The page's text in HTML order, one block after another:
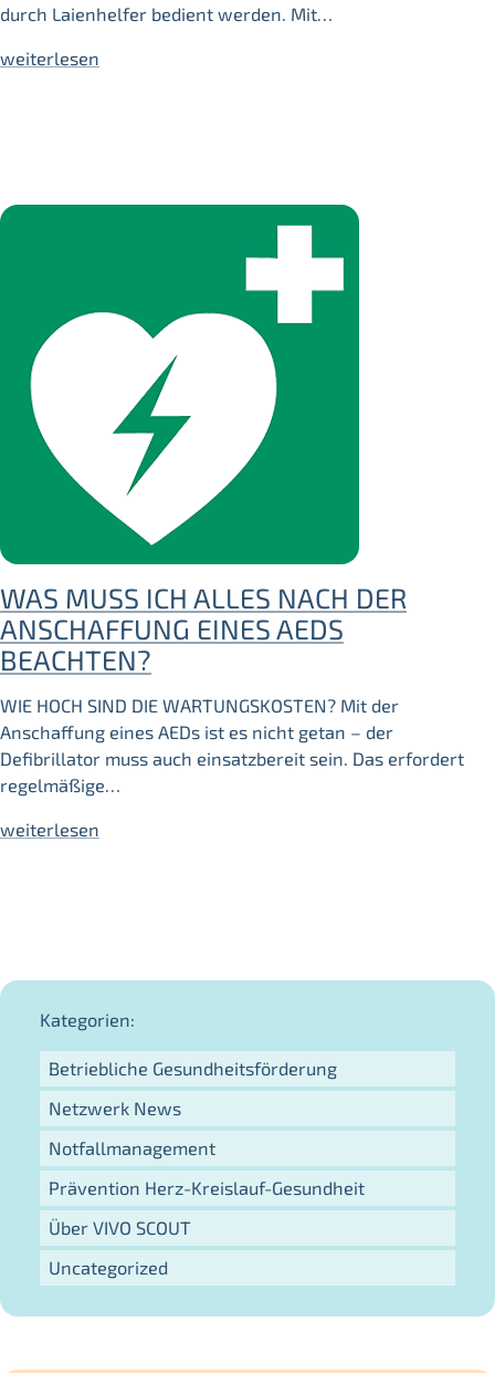
durch Laienhelfer bedient werden. Mit…
weiterlesen
WAS MUSS ICH ALLES NACH DER
ANSCHAFFUNG EINES AEDS
BEACHTEN?
WIE HOCH SIND DIE WARTUNGSKOSTEN? Mit der
Anschaffung eines AEDs ist es nicht getan – der
Defibrillator muss auch einsatzbereit sein. Das erfordert
regelmäßige…
weiterlesen
Kategorien:
Betriebliche Gesundheitsförderung
Netzwerk News
Notfallmanagement
Prävention Herz-Kreislauf-Gesundheit
Über VIVO SCOUT
Uncategorized